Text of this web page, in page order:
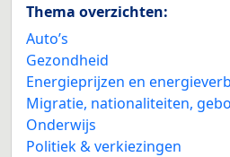
Thema overzichten:
Auto’s
Gezondheid
Energieprijzen en
Migratie, nationaliteiten,
Onderwijs
Politiek & verkiezingen